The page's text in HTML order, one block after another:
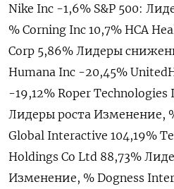
Nike Inc -1,6% S&P 500:
% Corning Inc 10,7% HCA
Corp 5,86% Лидеры
Humana Inc -20,45%
-19,12% Roper Technologies
Лидеры ‍роста Изменение,
Global ‍Interactive 104,19%
Holdings Co Ltd 88,73%
Изменение, % Dogness